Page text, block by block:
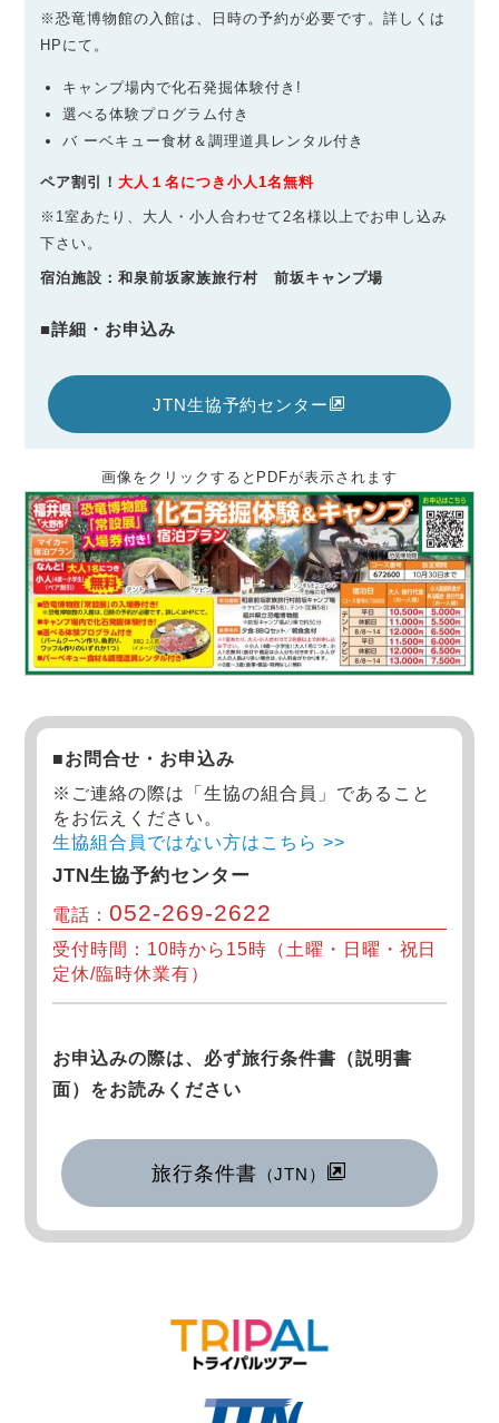
※恐竜博物館の入館は、日時の予約が必要です。詳しくは
HPにて。
キャンプ場内で化石発掘体験付き!
選べる体験プログラム付き
バ ーベキュー食材＆調理道具レンタル付き
ペア割引！大人１名につき小人1名無料
※1室あたり、大人・小人合わせて2名様以上でお申し込み
下さい。
宿泊施設：和泉前坂家族旅行村 前坂キャンプ場
■詳細・お申込み
JTN生協予約センター
画像をクリックするとPDFが表示されます
■お問合せ・お申込み
※ご連絡の際は「生協の組合員」であること
をお伝えください。
生協組合員ではない方はこちら >>
JTN生協予約センター
電話： 052-269-2622
受付時間：10時から15時（土曜・日曜・祝日
定休/臨時休業有）
お申込みの際は、必ず旅行条件書（説明書
面）をお読みください
旅行条件書 （JTN）